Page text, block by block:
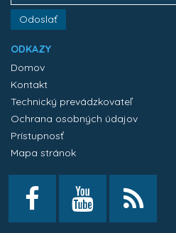
Odoslať
ODKAZY
Domov
Kontakt
Technický prevádzkovateľ
Ochrana osobných údajov
Prístupnosť
Mapa stránok